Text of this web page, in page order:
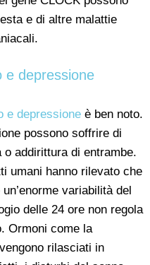
e di altre malattie
e depressione
e depressione è ben noto.
possono soffrire di
addirittura di entrambe.
umani hanno rilevato che
variabilità del
delle 24 ore non regola
Ormoni come la
rilasciati in